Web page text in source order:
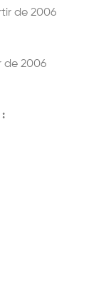
de 2006
de 2006
: